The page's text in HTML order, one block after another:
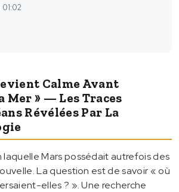
Calme Avant
Mer » — Les Traces
Révélées Par La
Mars possédait autrefois des
La question est de savoir « où
elles ? ». Une recherche